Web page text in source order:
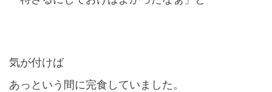
気が付けば
あっという間に完食していました。